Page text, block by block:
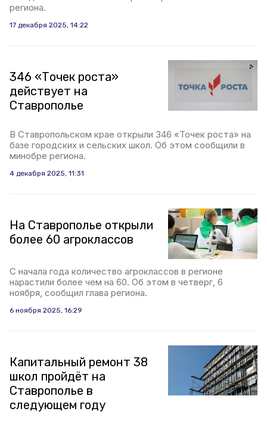
региона.
17 декабря 2025, 14:22
346 «Точек роста»
действует на
Ставрополье
В Ставропольском крае открыли 346 «Точек роста» на
базе городских и сельских школ. Об этом сообщили в
минобре региона.
4 декабря 2025, 11:31
На Ставрополье открыли
более 60 агроклассов
С начала года количество агроклассов в регионе
нарастили более чем на 60. Об этом в четверг, 6
ноября, сообщил глава региона.
6 ноября 2025, 16:29
Капитальный ремонт 38
школ пройдёт на
Ставрополье в
следующем году